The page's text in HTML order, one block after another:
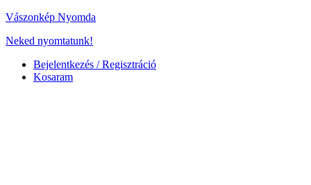
Vászonkép Nyomda
Neked nyomtatunk!
Bejelentkezés / Regisztráció
Kosaram